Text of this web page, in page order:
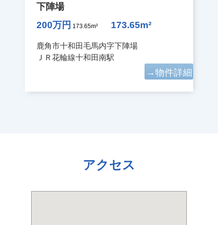
下陣場
200万円 173.65m² 173.65m²
鹿角市十和田毛馬内字下陣場
ＪＲ花輪線十和田南駅
→物件詳細
アクセス